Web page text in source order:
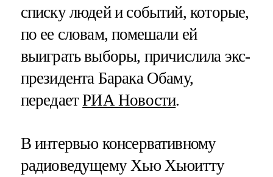
списку людей и событий, которые,
по ее словам, помешали ей
выиграть выборы, причислила экс-
президента Барака Обаму,
передаетРИА Новости.
В интервью консервативному
радиоведущему Хью Хьюитту